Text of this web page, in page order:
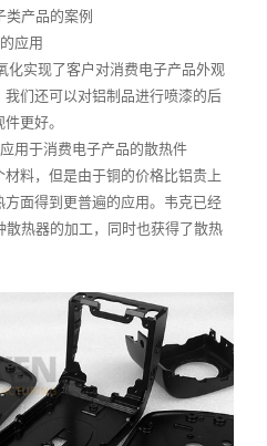
类产品的案例
应用
化实现了客户对消费电子产品外观
们还可以对铝制品进行喷漆的后
更好。
用于消费电子产品的散热件
料，但是由于铜的价格比铝贵上
面得到更普遍的应用。韦克已经
散热器的加工，同时也获得了散热